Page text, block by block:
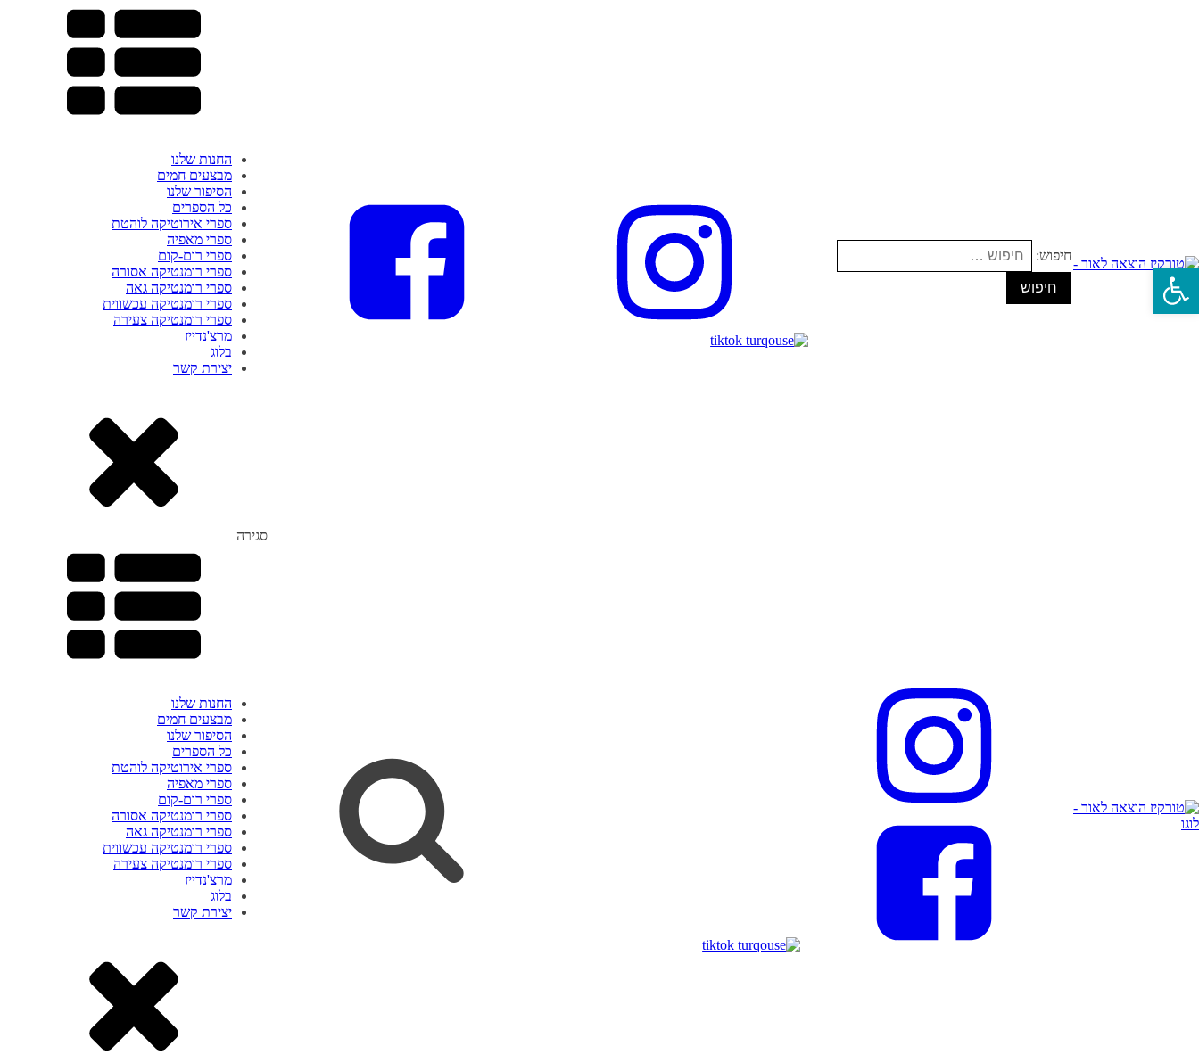
חיפוש:
החנות שלנו
מבצעים חמים
הסיפור שלנו
כל הספרים
ספרי אירוטיקה לוהטת
ספרי מאפיה
ספרי רום-קום
ספרי רומנטיקה אסורה
ספרי רומנטיקה גאה
ספרי רומנטיקה עכשווית
ספרי רומנטיקה צעירה
מרצ'נדייז
בלוג
יצירת קשר
סגירה
החנות שלנו
מבצעים חמים
הסיפור שלנו
כל הספרים
ספרי אירוטיקה לוהטת
ספרי מאפיה
ספרי רום-קום
ספרי רומנטיקה אסורה
ספרי רומנטיקה גאה
ספרי רומנטיקה עכשווית
ספרי רומנטיקה צעירה
מרצ'נדייז
בלוג
יצירת קשר
פתח סרגל נגישות